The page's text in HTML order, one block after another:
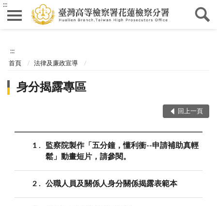
:::
:::
首頁 法律及廉政宣導
身分揭露專區
回上一頁
1
監察院製作「五分鐘，懂利衝--申請補助真輕
鬆」動畫短片，請參閱。
2 公職人員及關係人身分關係揭露表範本